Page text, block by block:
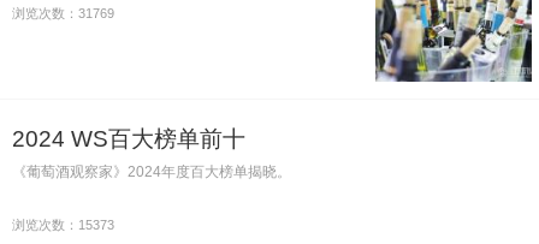
浏览次数：31769
2024 WS百大榜单前十
《葡萄酒观察家》2024年度百大榜单揭晓。
浏览次数：15373